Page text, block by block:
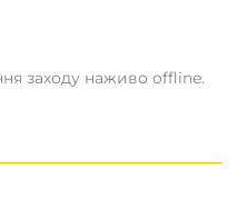
заходу наживо offline.